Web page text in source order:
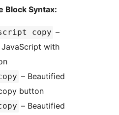
Block Syntax:
copy –
with
– Beautified
button
– Beautified